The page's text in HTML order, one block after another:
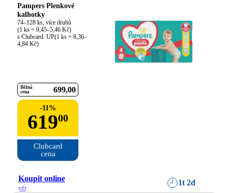
Pampers Plenkové
kalhotky
74–128 ks, více druhů
(1 ks = 9,45–5,46 Kč)
s Clubcard: UP(1 ks = 8,36–
4,84 Kč)
Běžná
cena
699 00
-11%
61900
Clubcard
cena
Koupit online 1t 2d